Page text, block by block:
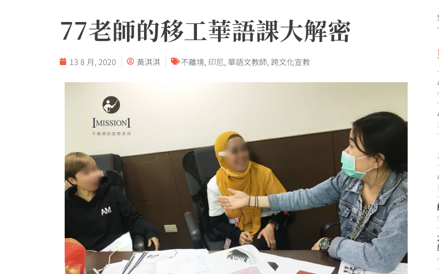
77老師的移工華語課大解密
13 8 月, 2020 黃淇淇 不離境, 印尼, 華語文教師, 跨文化宣教